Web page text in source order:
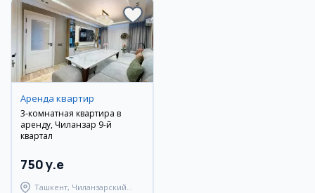
Аренда квартир
3-комнатная квартира в
аренду, Чиланзар 9-й
квартал
750 y.e
Ташкент, Чиланзарский